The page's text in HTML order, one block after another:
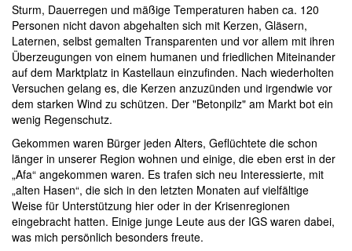
Sturm, Dauerregen und mäßige Temperaturen haben ca. 120
Personen nicht davon abgehalten sich mit Kerzen, Gläsern,
Laternen, selbst gemalten Transparenten und vor allem mit ihren
Überzeugungen von einem humanen und friedlichen Miteinander
auf dem Marktplatz in Kastellaun einzufinden. Nach wiederholten
Versuchen gelang es, die Kerzen anzuzünden und irgendwie vor
dem starken Wind zu schützen. Der "Betonpilz" am Markt bot ein
wenig Regenschutz.
Gekommen waren Bürger jeden Alters, Geflüchtete die schon
länger in unserer Region wohnen und einige, die eben erst in der
„Afa“ angekommen waren. Es trafen sich neu Interessierte, mit
„alten Hasen“, die sich in den letzten Monaten auf vielfältige
Weise für Unterstützung hier oder in der Krisenregionen
eingebracht hatten. Einige junge Leute aus der IGS waren dabei,
was mich persönlich besonders freute.